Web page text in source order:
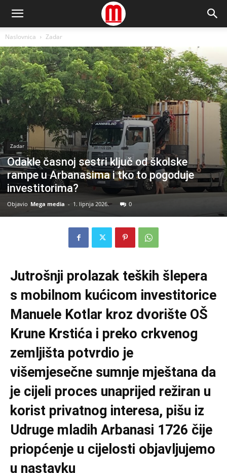
Naslovnica Zadar
Zadar
Odakle časnoj sestri ključ od školske
rampe u Arbanasima i tko to pogoduje
investitorima?
Objavio Mega media - 1. lipnja 2026. 0
Jutrošnji prolazak teških šlepera
s mobilnom kućicom investitorice
Manuele Kotlar kroz dvorište OŠ
Krune Krstića i preko crkvenog
zemljišta potvrdio je
višemjesečne sumnje mještana da
je cijeli proces unaprijed režiran u
korist privatnog interesa, pišu iz
Udruge mladih Arbanasi 1726 čije
priopćenje u cijelosti objavljujemo
u nastavku